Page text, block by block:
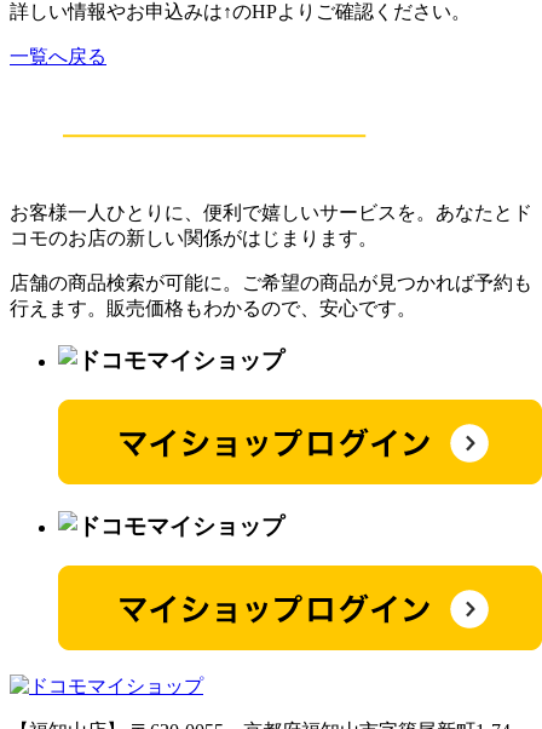
詳しい情報やお申込みは↑のHPよりご確認ください。
一覧へ戻る
お客様一人ひとりに、便利で嬉しいサービスを。あなたとド
コモのお店の新しい関係がはじまります。
店舗の商品検索が可能に。ご希望の商品が見つかれば予約も
行えます。販売価格もわかるので、安心です。